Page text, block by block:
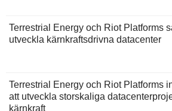
Terrestrial Energy och Riot Platforms
utveckla kärnkraftsdrivna datacenter
Terrestrial Energy och Riot Platforms
att utveckla storskaliga
kärnkraft